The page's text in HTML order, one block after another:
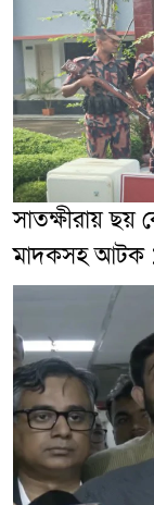
সাতক্ষীরায় ছয়
মাদকসহ আটক